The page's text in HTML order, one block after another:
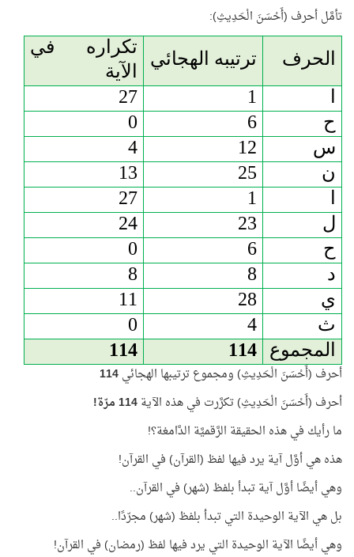
تأمَّل أحرف (أَحْسَنَ الْحَدِيثِ):
الحرف ترتيبه الهجائي
تكراره في
الآية
1
27
ح
6
0
س
12
4
ن
25
13
1
27
ل
23
24
ح
6
0
د
8
8
ي
28
11
ث
4
0
المجموع
114
114
أحرف (أَحْسَنَ الْحَدِيثِ) ومجموع ترتيبها الهجائي114
أحرف (أَحْسَنَ الْحَدِيثِ) تكرَّرت في هذه الآية114 مرّة!
ما رأيك في هذه الحقيقة الرَّقميَّة الدَّامغة؟!
هذه هي أوَّل آية يرد فيها لفظ (القرآن) في القرآن!
وهي أيضًا أوَّل آية تبدأ بلفظ (شهر) في القرآن..
بل هي الآية الوحيدة التي تبدأ بلفظ (شهر) مجرّدًا..
وهي أيضًا الآية الوحيدة التي يرد فيها لفظ (رمضان) في القرآن!